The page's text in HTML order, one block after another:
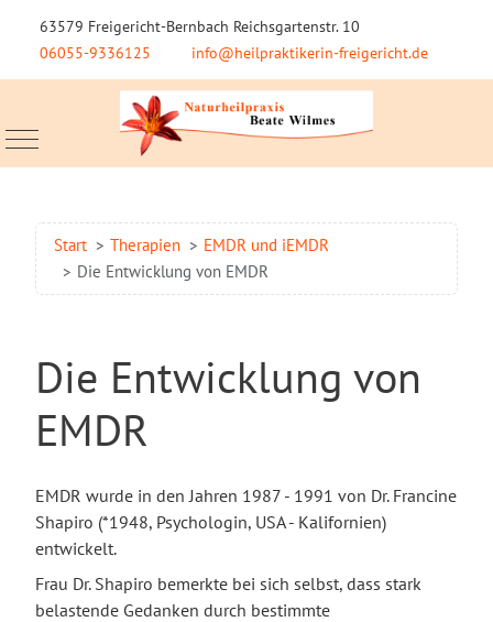
63579 Freigericht-Bernbach Reichsgartenstr. 10
06055-9336125
info@heilpraktikerin-freigericht.de
Mobile Menu Toggle
Start Therapien
EMDR und iEMDR
Die Entwicklung von EMDR
Die Entwicklung von
EMDR
EMDR wurde in den Jahren 1987 - 1991 von Dr. Francine
Shapiro (*1948, Psychologin, USA - Kalifornien)
entwickelt.
Frau Dr. Shapiro bemerkte bei sich selbst, dass stark
belastende Gedanken durch bestimmte